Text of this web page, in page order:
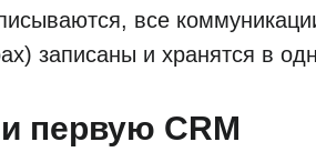
все
записаны и хранятся в
первую CRM